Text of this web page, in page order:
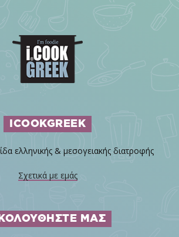
ICOOKGREEK
ελληνικής & μεσογειακής διατροφής
Σχετικά με εμάς
ΜΑΣ